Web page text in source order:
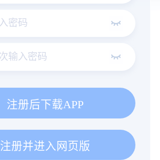
注册后下载APP
注册并进入网页版